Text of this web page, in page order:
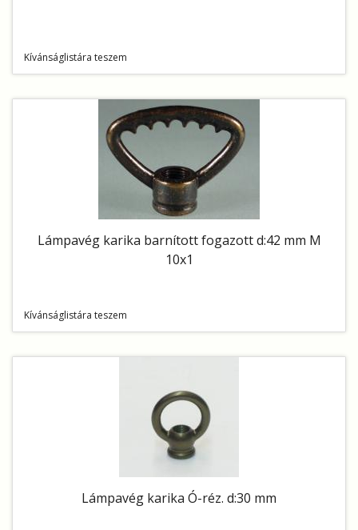
Kívánságlistára teszem
Lámpavég karika barnított fogazott d:42 mm M
10x1
Kívánságlistára teszem
Lámpavég karika Ó-réz. d:30 mm